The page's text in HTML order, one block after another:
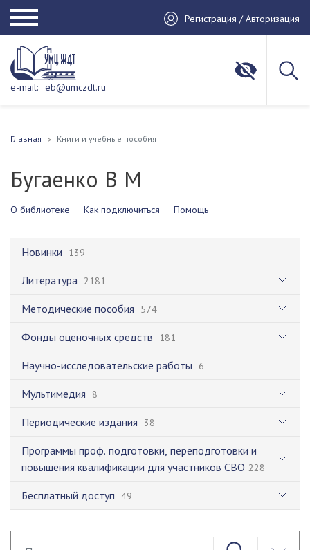
Регистрация / Авторизация
e-mail: eb@umczdt.ru
Главная Книги и учебные пособия
Бугаенко В М
О библиотеке Как подключиться Помощь
Новинки 139
Литература 2181
Методические пособия 574
Фонды оценочных средств 181
Научно-исследовательские работы 6
Мультимедия 8
Периодические издания 38
Программы проф. подготовки, переподготовки и
повышения квалификации для участников СВО 228
Бесплатный доступ 49